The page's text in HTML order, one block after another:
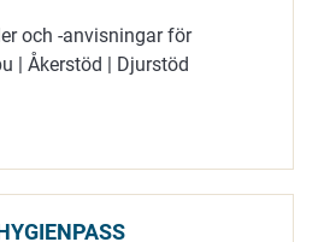
och -anvisningar för
| Åkerstöd | Djurstöd